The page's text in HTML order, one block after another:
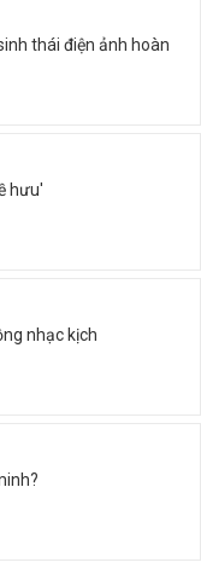
thái điện ảnh hoàn
hưu'
nhạc kịch